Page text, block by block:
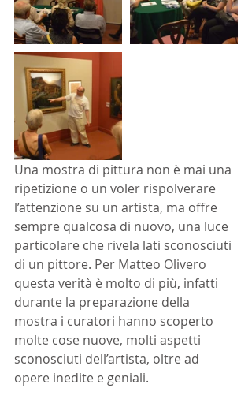
Una mostra di pittura non è mai una
ripetizione o un voler rispolverare
l’attenzione su un artista, ma offre
sempre qualcosa di nuovo, una luce
particolare che rivela lati sconosciuti
di un pittore. Per Matteo Olivero
questa verità è molto di più, infatti
durante la preparazione della
mostra i curatori hanno scoperto
molte cose nuove, molti aspetti
sconosciuti dell’artista, oltre ad
opere inedite e geniali.